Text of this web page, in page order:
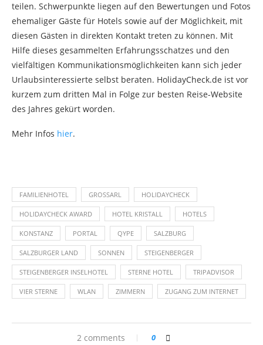
teilen. Schwerpunkte liegen auf den Bewertungen und Fotos
ehemaliger Gäste für Hotels sowie auf der Möglichkeit, mit
diesen Gästen in direkten Kontakt treten zu können. Mit
Hilfe dieses gesammelten Erfahrungsschatzes und den
vielfältigen Kommunikationsmöglichkeiten kann sich jeder
Urlaubsinteressierte selbst beraten. HolidayCheck.de ist vor
kurzem zum dritten Mal in Folge zur besten Reise-Website
des Jahres gekürt worden.
Mehr Infos hier.
FAMILIENHOTEL GROSSARL HOLIDAYCHECK
HOLIDAYCHECK AWARD HOTEL KRISTALL HOTELS
KONSTANZ PORTAL QYPE SALZBURG
SALZBURGER LAND SONNEN STEIGENBERGER
STEIGENBERGER INSELHOTEL STERNE HOTEL TRIPADVISOR
VIER STERNE WLAN ZIMMERN ZUGANG ZUM INTERNET
2 comments 0